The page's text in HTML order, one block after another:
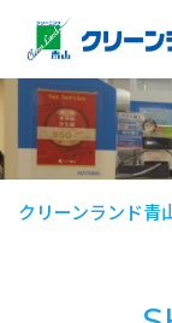
クリーンランド青